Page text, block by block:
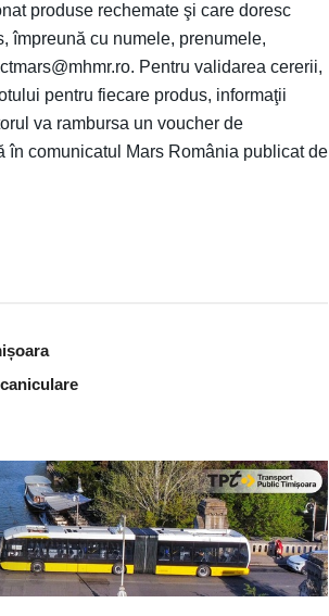
produse rechemate şi care doresc
împreună cu numele, prenumele,
Pentru validarea cererii,
pentru fiecare produs, informaţii
va rambursa un voucher de
comunicatul Mars România publicat de